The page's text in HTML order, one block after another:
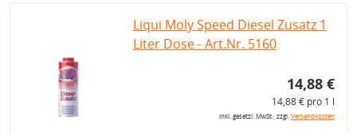
Liqui Moly Speed Diesel Zusatz 1
Liter Dose - Art.Nr. 5160
14,88 €
14,88 € pro 1 l
inkl. gesetzl. MwSt., zzgl.Versandkosten